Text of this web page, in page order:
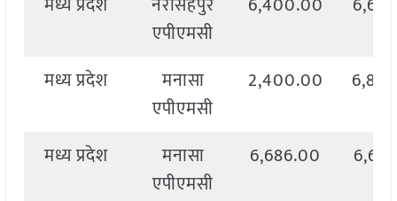
एपीएमसी
मध्य प्रदेश
मनासा
एपीएमसी
2,400.00
मध्य प्रदेश
मनासा
एपीएमसी
6,686.00